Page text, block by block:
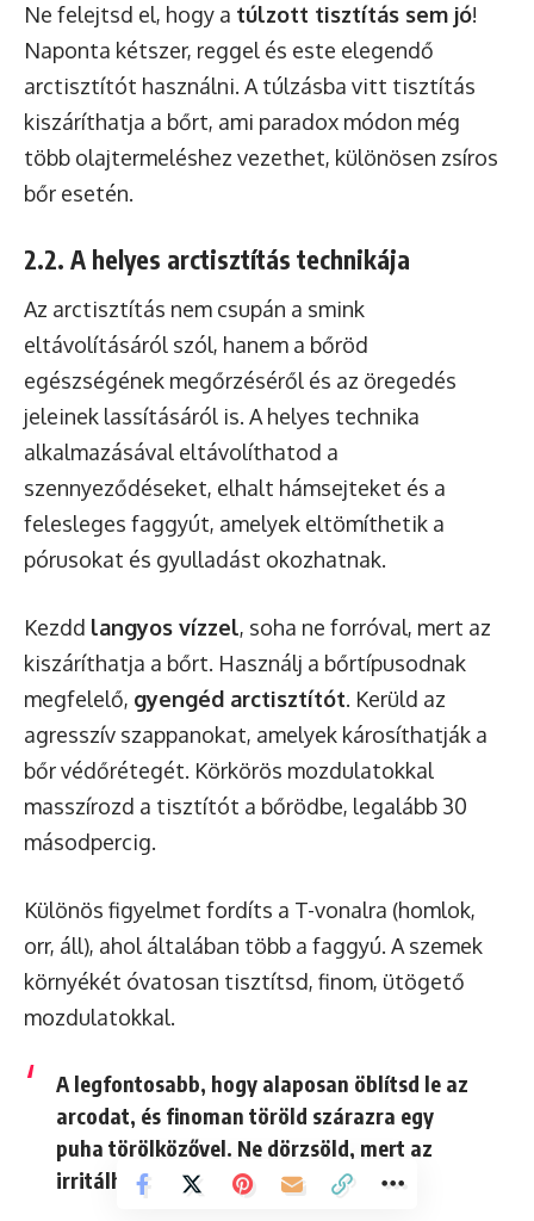
Ne felejtsd el, hogy a túlzott tisztítás sem jó!
Naponta kétszer, reggel és este elegendő
arctisztítót használni. A túlzásba vitt tisztítás
kiszáríthatja a bőrt, ami paradox módon még
több olajtermeléshez vezethet, különösen zsíros
bőr esetén.
2.2. A helyes arctisztítás technikája
Az arctisztítás nem csupán a smink
eltávolításáról szól, hanem a bőröd
egészségének megőrzéséről és az öregedés
jeleinek lassításáról is. A helyes technika
alkalmazásával eltávolíthatod a
szennyeződéseket, elhalt hámsejteket és a
felesleges faggyút, amelyek eltömíthetik a
pórusokat és gyulladást okozhatnak.
Kezdd langyos vízzel, soha ne forróval, mert az
kiszáríthatja a bőrt. Használj a bőrtípusodnak
megfelelő, gyengéd arctisztítót. Kerüld az
agresszív szappanokat, amelyek károsíthatják a
bőr védőrétegét. Körkörös mozdulatokkal
masszírozd a tisztítót a bőrödbe, legalább 30
másodpercig.
Különös figyelmet fordíts a T-vonalra (homlok,
orr, áll), ahol általában több a faggyú. A szemek
környékét óvatosan tisztítsd, finom, ütögető
mozdulatokkal.
A legfontosabb, hogy alaposan öblítsd le az
arcodat, és finoman töröld szárazra egy
puha törölközővel. Ne dörzsöld, mert az
irritálhatja a bőrt!